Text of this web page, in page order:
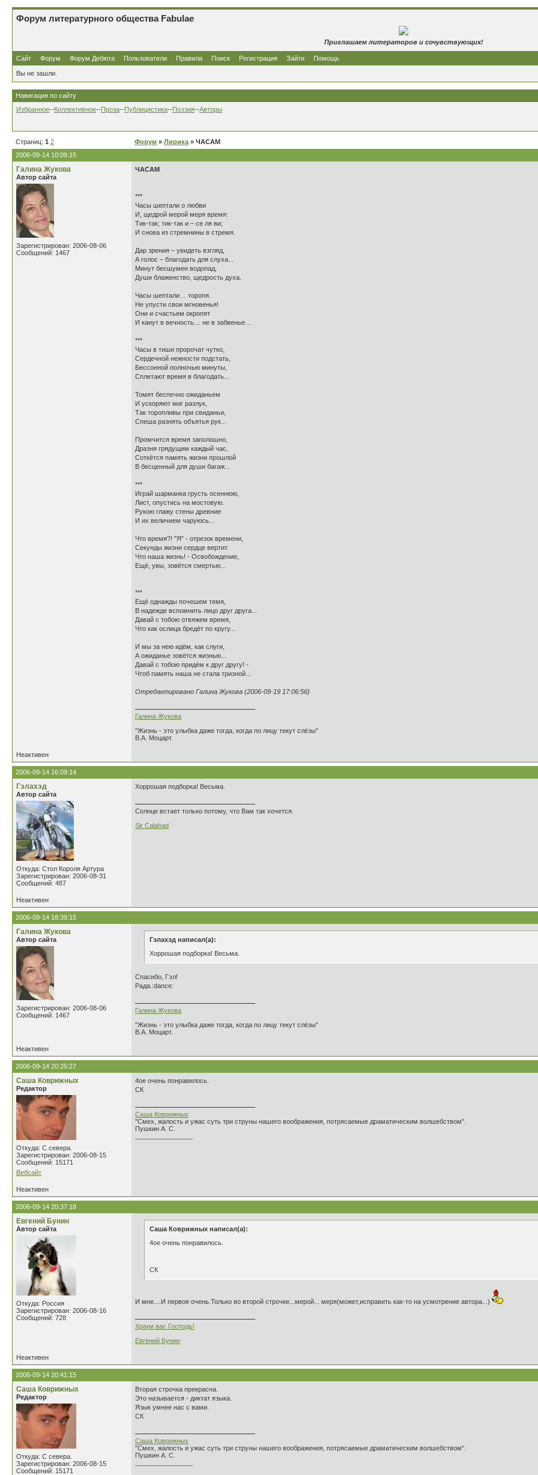
Форум литературного общества Fabulae
Приглашаем литераторов и сочувствующих!
Сайт Форум Форум Дебюта Пользователи Правила Поиск Регистрация Зайти Помощь
Вы не зашли.
Навигация по сайту
Избранное--Коллективное--Проза--Публицистика--Поэзия--Авторы
Страниц: 1 2 Форум » Лирика » ЧАСАМ
2006-09-14 10:09:15
Галина Жукова
Автор сайта
Зарегистрирован: 2006-08-06
Сообщений: 1467
ЧАСАМ
***
Часы шептали о любви
И, щедрой мерой меря время:
Тик-так; тик-так и – се ля ви;
И снова из стремнины в стремя.
Дар зрения – увидеть взгляд,
А голос – благодать для слуха...
Минут бесшумен водопад,
Души блаженство, щедрость духа.
Часы шептали… торопя.
Не упусти свои мгновенья!
Они и счастьем окропят
И канут в вечность… не в забвенье…
***
Часы в тиши пророчат чутко,
Сердечной нежности подстать,
Бессонной полночью минуты,
Сплетают время в благодать...
Томят беспечно ожиданьем
И ускоряют миг разлук,
Так торопливы при свиданьи,
Спеша разнять объятья рук...
Промчится время заполошно,
Дразня грядущим каждый час,
Соткётся память жизни прошлой
В бесценный для души багаж...
***
Играй шарманка грусть осеннюю,
Лист, опустись на мостовую.
Рукою глажу стены древние
И их величием чаруюсь...
Что время?! "Я" - отрезок времени,
Секунды жизни сердце вертит.
Что наша жизнь! - Освобождение,
Ещё, увы, зовётся смертью...
***
Ещё однажды почешем темя,
В надежде вспомнить лицо друг друга...
Давай с тобою отвяжем время,
Что как ослица бредёт по кругу...
И мы за нею идём, как слуги,
А ожиданье зовётся жизнью...
Давай с тобою придём к друг другу! -
Чтоб память наша не стала тризной...
Отредактировано Галина Жукова (2006-09-19 17:06:56)
Галина Жукова
"Жизнь - это улыбка даже тогда, когда по лицу текут слёзы"
В.А. Моцарт.
Неактивен
2006-09-14 16:09:14
Гэлахэд
Автор сайта
Откуда: Стол Короля Артура
Зарегистрирован: 2006-08-31
Сообщений: 487
Хоррошая подборка! Весьма.
Солнце встает только потому, что Вам так хочется.
Sir Calahad
Неактивен
2006-09-14 18:39:15
Галина Жукова
Автор сайта
Зарегистрирован: 2006-08-06
Сообщений: 1467
Гэлахэд написал(а):
Хоррошая подборка! Весьма.
Спасибо, Гэл!
Рада.:dance:
Галина Жукова
"Жизнь - это улыбка даже тогда, когда по лицу текут слёзы"
В.А. Моцарт.
Неактивен
2006-09-14 20:25:27
Саша Коврижных
Редактор
Откуда: С севера.
Зарегистрирован: 2006-08-15
Сообщений: 15171
Вебсайт
4ое очень понравилось.
СК
Саша Коврижных
"Смех, жалость и ужас суть три струны нашего воображения, потрясаемые драматическим волшебством".
Пушкин А. С.
Неактивен
2006-09-14 20:37:18
Евгений Бунин
Автор сайта
Откуда: Россия
Зарегистрирован: 2006-08-16
Сообщений: 728
Саша Коврижных написал(а):
4ое очень понравилось.
СК
И мне....И первое очень.Только во второй строчке...мерой... меря(может,исправить как-то на усмотрение автора...)
Храни вас Господь!
Евгений Бунин
Неактивен
2006-09-14 20:41:15
Саша Коврижных
Редактор
Откуда: С севера.
Зарегистрирован: 2006-08-15
Сообщений: 15171
Вторая строчка прекрасна.
Это называется - диктат языка.
Язык умнее нас с вами.
СК
Саша Коврижных
"Смех, жалость и ужас суть три струны нашего воображения, потрясаемые драматическим волшебством".
Пушкин А. С.